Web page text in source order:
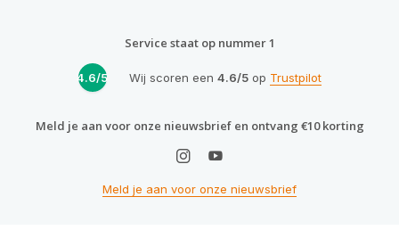
Service staat op nummer 1
4.6/5 Wij scoren een 4.6/5op Trustpilot
Meld je aan voor onze nieuwsbrief en ontvang €10 korting
Meld je aan voor onze nieuwsbrief